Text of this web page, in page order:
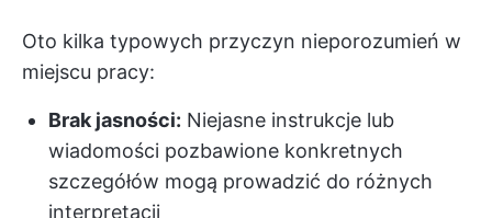
Oto kilka typowych przyczyn nieporozumień w
miejscu pracy:
Brak jasności: Niejasne instrukcje lub
wiadomości pozbawione konkretnych
szczegółów mogą prowadzić do różnych
interpretacji